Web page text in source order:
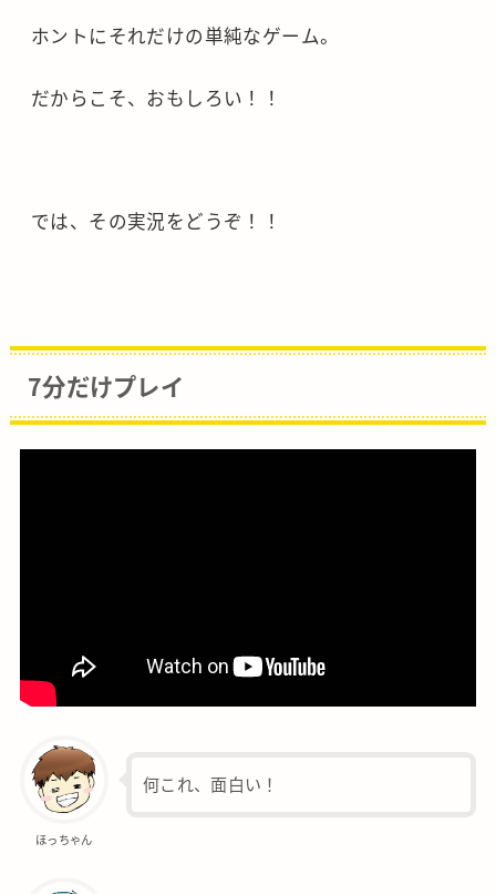
ホントにそれだけの単純なゲーム。
だからこそ、おもしろい！！
では、その実況をどうぞ！！
7分だけプレイ
ほっちゃん
何これ、面白い！